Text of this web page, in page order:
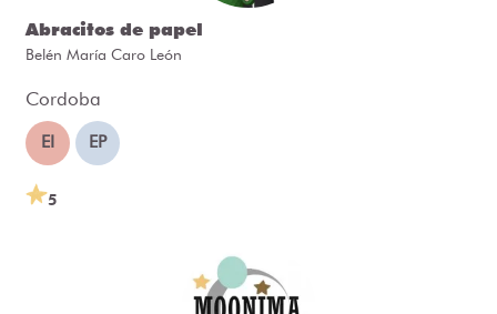
Abracitos de papel
Belén María Caro León
Cordoba
EI EP
5